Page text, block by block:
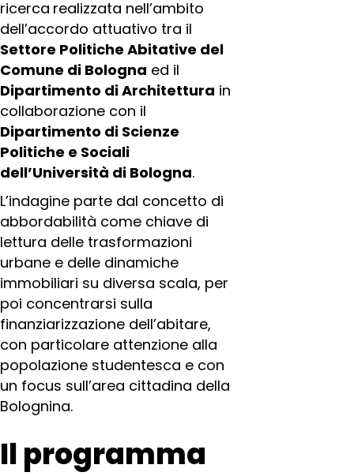
ricerca realizzata nell’ambito
dell’accordo attuativo tra il
Settore Politiche Abitative del
Comune di Bologna ed il
Dipartimento di Architettura in
collaborazione con il
Dipartimento di Scienze
Politiche e Sociali
dell’Università di Bologna.
L’indagine parte dal concetto di
abbordabilità come chiave di
lettura delle trasformazioni
urbane e delle dinamiche
immobiliari su diversa scala, per
poi concentrarsi sulla
finanziarizzazione dell’abitare,
con particolare attenzione alla
popolazione studentesca e con
un focus sull’area cittadina della
Bolognina.
Il programma